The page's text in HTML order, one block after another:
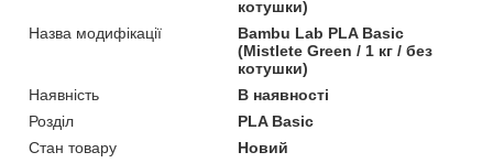
котушки)
Назва модифікації
Bambu Lab PLA Basic
(Mistlete Green / 1 кг / без
котушки)
Наявність
В наявності
Розділ
PLA Basic
Стан товару
Новий